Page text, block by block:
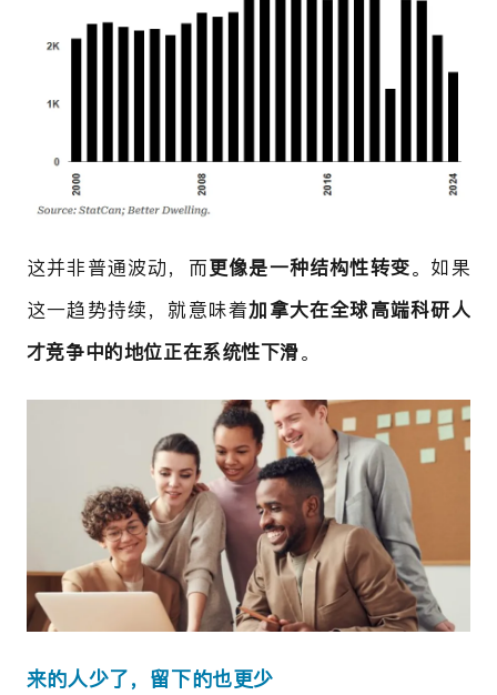
这并非普通波动，而更像是一种结构性转变。如果
这一趋势持续，就意味着加拿大在全球高端科研人
才竞争中的地位正在系统性下滑。
来的人少了，留下的也更少